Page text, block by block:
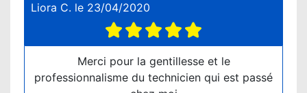
Liora C. le 23/04/2020
Merci pour la gentillesse et le
professionnalisme du technicien qui est passé